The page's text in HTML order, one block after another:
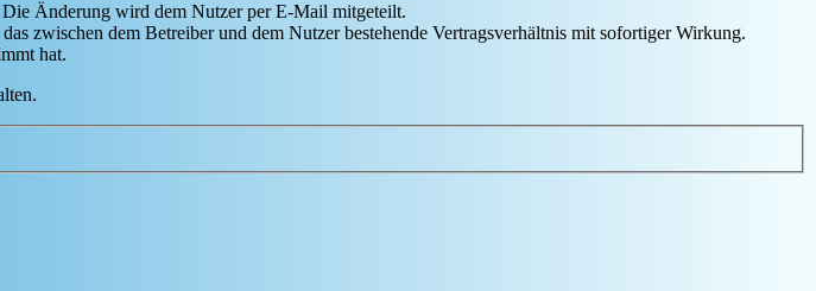
Änderung wird dem Nutzer per E-Mail mitgeteilt.
zwischen dem Betreiber und dem Nutzer bestehende Vertragsverhältnis mit sofortiger Wirkung.
hat.